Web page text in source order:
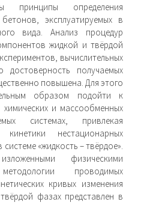
принципы определения
эксплуатируемых в
вида. Анализ процедур
жидкой и твёрдой
вычислительных
достоверность получаемых
повышена. Для этого
образом подойти к
и массообменных
системах, привлекая
нестационарных
«жидкость – твёрдое».
физическими
проводимых
кривых изменения
фазах представлен в